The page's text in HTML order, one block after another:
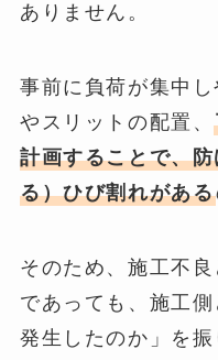
ありません。
事前に負荷が集中
やスリットの配置、
計画することで、
る）ひび割れがある
そのため、施工不
であっても、施工
発生したのか」を